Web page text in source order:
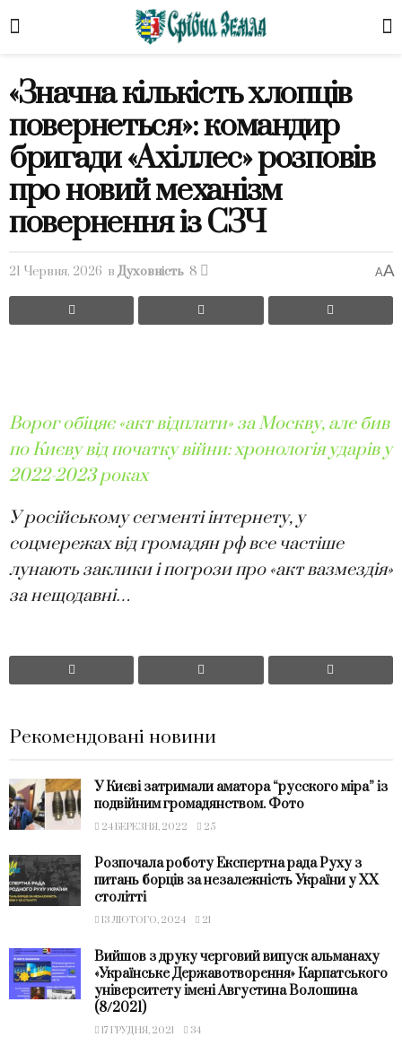
«Значна кількість хлопців
повернеться»: командир
бригади «Ахіллес» розповів
про новий механізм
повернення із СЗЧ
21 Червня, 2026 в Духовність 8 AA
Ворог обіцяє «акт відплати» за Москву, але бив
по Києву від початку війни: хронологія ударів у
2022-2023 роках
У російському сегменті інтернету, у
соцмережах від громадян рф все частіше
лунають заклики і погрози про «акт вазмездія»
за нещодавні…
Рекомендовані новини
У Києві затримали аматора “русского міра” із
подвійним громадянством. Фото
24 БЕРЕЗНЯ, 2022 25
Розпочала роботу Експертна рада Руху з
питань борців за незалежність України у ХХ
столітті
13 ЛЮТОГО, 2024 21
Вийшов з друку черговий випуск альманаху
«Українське Державотворення» Карпатського
університету імені Августина Волошина
(8/2021)
17 ГРУДНЯ, 2021 34